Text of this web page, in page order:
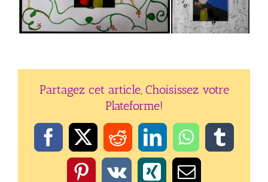
Partagez cet article, Choisissez votre
Plateforme!
Facebook
X RedditLinkedInWhatsApp